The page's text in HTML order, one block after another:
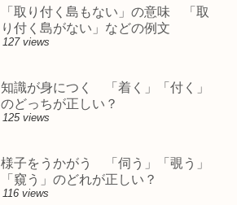
「取り付く島もない」の意味 「取
り付く島がない」などの例文
127 views
知識が身につく 「着く」「付く」
のどっちが正しい？
125 views
様子をうかがう 「伺う」「覗う」
「窺う」のどれが正しい？
116 views